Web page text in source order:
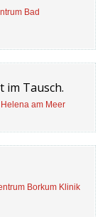
Bad
im Tausch.
am Meer
Borkum Klinik